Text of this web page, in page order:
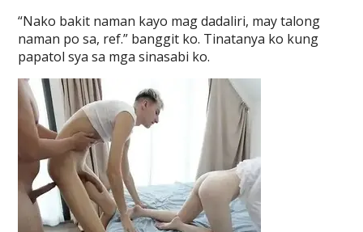
“Nako bakit naman kayo mag dadaliri, may talong
naman po sa, ref.” banggit ko. Tinatanya ko kung
papatol sya sa mga sinasabi ko.